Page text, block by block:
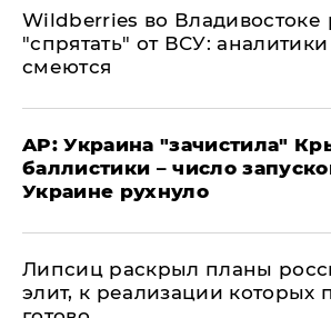
Wildberries во
"спрятать" от ВСУ:
смеются
AP: Украина "зачистила"
баллистики – число
Украине рухнуло
Липсиц раскрыл планы
элит, к реализации которых